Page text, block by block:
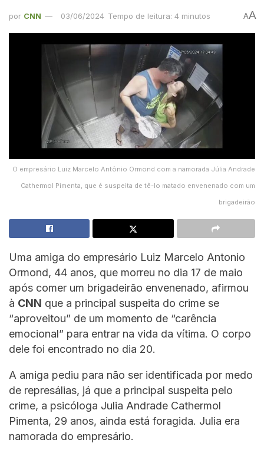
por CNN 03/06/2024 Tempo de leitura: 4 minutos AA
O empresário Luiz Marcelo Antônio Ormond com a namorada Júlia Andrade
Cathermol Pimenta, que é suspeita de tê-lo matado envenenado com um
brigadeirão
Uma amiga do empresário Luiz Marcelo Antonio
Ormond, 44 anos, que morreu no dia 17 de maio
após comer um brigadeirão envenenado, afirmou
à CNN que a principal suspeita do crime se
“aproveitou” de um momento de “carência
emocional” para entrar na vida da vítima. O corpo
dele foi encontrado no dia 20.
A amiga pediu para não ser identificada por medo
de represálias, já que a principal suspeita pelo
crime, a psicóloga Julia Andrade Cathermol
Pimenta, 29 anos, ainda está foragida. Julia era
namorada do empresário.